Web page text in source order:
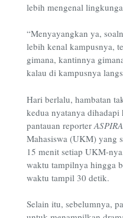
lebih mengenal
“Menyayangkan ya,
lebih kenal kampusnya,
gimana, kantinnya
kalau di kampusnya
Hari berlalu, hambatan
kedua nyatanya dihadapi
pantauan reporter
Mahasiswa (UKM) yang
15 menit setiap UKM-
waktu tampilnya hingga
waktu tampil 30 detik.
Selain itu, sebelumnya,